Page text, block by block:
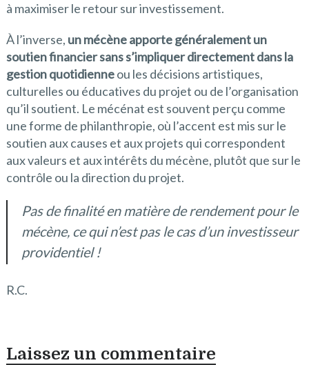
à maximiser le retour sur investissement.
À l’inverse, un mécène apporte généralement un
soutien financier sans s’impliquer directement dans la
gestion quotidienneou les décisions artistiques,
culturelles ou éducatives du projet ou de l’organisation
qu’il soutient. Le mécénat est souvent perçu comme
une forme de philanthropie, où l’accent est mis sur le
soutien aux causes et aux projets qui correspondent
aux valeurs et aux intérêts du mécène, plutôt que sur le
contrôle ou la direction du projet.
Pas de finalité en matière de rendement pour le
mécène, ce qui n’est pas le cas d’un investisseur
providentiel !
R.C.
Laissez un commentaire